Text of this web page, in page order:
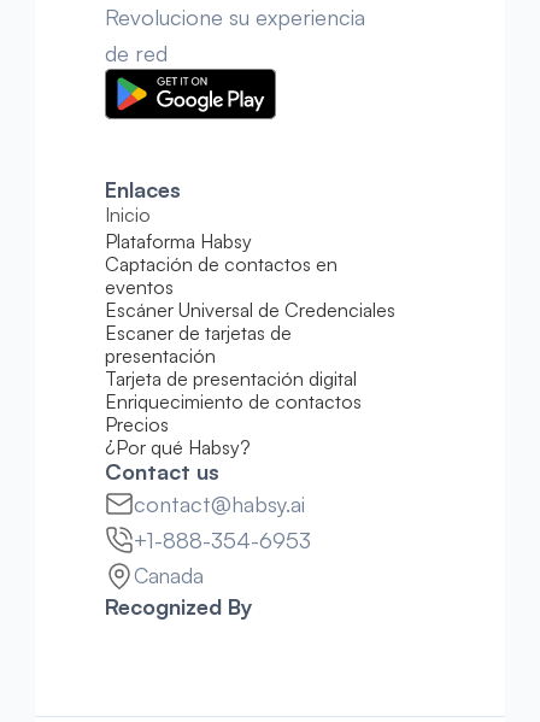
Revolucione su experiencia
de red
Enlaces
Inicio
Plataforma Habsy
Captación de contactos en
eventos
Escáner Universal de Credenciales
Escaner de tarjetas de
presentación
Tarjeta de presentación digital
Enriquecimiento de contactos
Precios
¿Por qué Habsy?
Contact us
contact@habsy.ai
+1-888-354-6953
Canada
Recognized By